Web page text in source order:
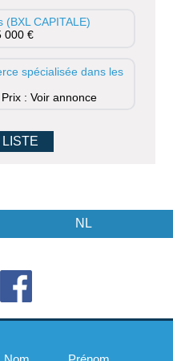
(BXL CAPITALE)
000 €
spécialisée dans les
: Voir annonce
NL